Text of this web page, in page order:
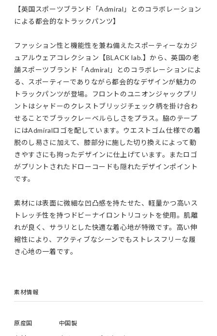
【英国スポーツブランド「Admiral」とのコラボレーション
による都会的なトラックパンツ】
ファッション性と機能性を兼ね備えたスポーティーなカジ
ュアルウェアコレクション【BLACK lab.】から、英国の老
舗スポーツブランド「Admiral」とのコラボレーションによ
る、スポーティーでありながら都会的なデザインが魅力の
トラックパンツが登場。フロントのユニオンジャックプリ
ントはシャドーのクレストブリッジチェック柄を掛け合わ
せることでブラックレーベルらしさをプラス。脇のテープ
にはAdmiralロゴを配しています。ウエストゴム仕様での着
脱のし易さに加えて、膝部分に施した切り換えによって動
きやすさにも拘ったデザインに仕上げています。またロゴ
がプリントされたドローコードも隠れたデザインポイント
です。
素材には表面に微細な凹凸感を持たせた、軽量かつ高いス
トレッチ性を持つドビーナイロントリコットを使用。肌離
れが良く、サラリとした快適な着心地が特徴です。高い伸
縮性により、アクティブなシーンでもストレスフリーな履
き心地の一着です。
素材情報
原産国 中国製